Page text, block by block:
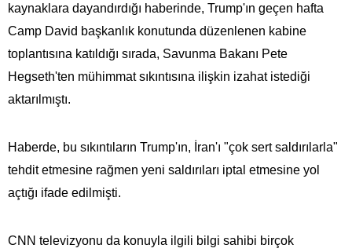
kaynaklara dayandırdığı haberinde, Trump'ın geçen hafta
Camp David başkanlık konutunda düzenlenen kabine
toplantısına katıldığı sırada, Savunma Bakanı Pete
Hegseth'ten mühimmat sıkıntısına ilişkin izahat istediği
aktarılmıştı.
Haberde, bu sıkıntıların Trump'ın, İran'ı "çok sert saldırılarla"
tehdit etmesine rağmen yeni saldırıları iptal etmesine yol
açtığı ifade edilmişti.
CNN televizyonu da konuyla ilgili bilgi sahibi birçok